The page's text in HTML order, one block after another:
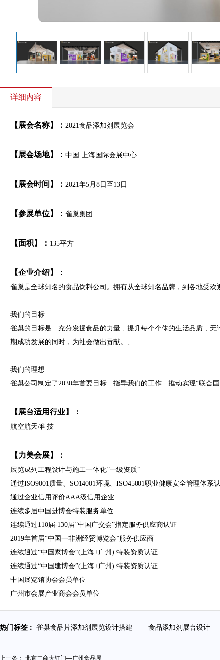
详细内容
【展会名称】： 2021食品添加剂展览会
【展会场地】： 中国·上海国际会展中心
【展会时间】： 2021年5月8日至13日
【参展单位】： 雀巢集团
【面积】： 135平方
【企业介绍】：
雀巢是全球知名的食品饮料公司。拥有从全球知名品牌，到各地受
我们的目标
雀巢的目标是，充分发掘食品的力量，提升每个个体的生活品质，
期成功发展的同时，为社会做出贡献。、
我们的理想
雀巢公司制定了2030年首要目标，指导我们的工作，推动实现“联合
【展台适用行业】：
航空航天/科技
【力美会展】：
展览成列工程设计与施工一体化“一级资质”
通过ISO9001质量、SO14001环境、ISO45001职业健康安全管理体系
通过企业信用评价AAA级信用企业
连续多届中国进博会特装服务单位
连续通过110届-130届“中国广交会”指定服务供应商认证
2019年首届“中国一非洲经贸博览会”服务供应商
连续通过“中国家博会”(上海+广州) 特装资质认证
连续通过“中国建博会”(上海+广州) 特装资质认证
中国展览馆协会会员单位
广州市会展产业商会会员单位
热门标签： 雀巢食品片添加剂展览设计搭建 食品添加剂展台设计
上一条： 北京二商大红门—广州食品展